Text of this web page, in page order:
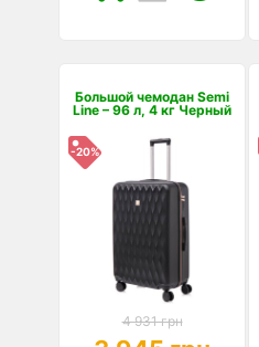
Большой чемодан Semi
Line – 96 л, 4 кг Черный
-20%
4 931 грн